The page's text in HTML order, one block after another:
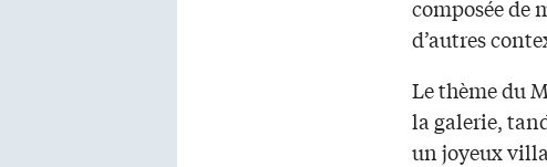
composée de
d’autres
Le thème du
la galerie,
un joyeux